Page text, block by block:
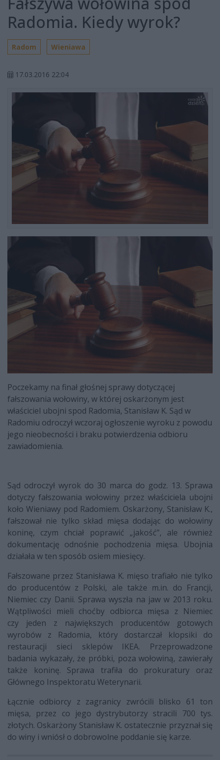
Radomia. Kiedy wyrok?
Radom Wieniawa
17.03.2016 22:04
Poczekamy na finał głośnej sprawy dotyczącej
fałszowania wołowiny, w której oskarżonym jest
właściciel ubojni spod Radomia, Stanisław K. Sąd w
Radomiu odroczył wczoraj ogłoszenie wyroku z powodu
jego nieobecności i braku potwierdzenia odbioru
zawiadomienia.
Sąd odroczył wyrok do 30 marca do godz. 13. Sprawa
dotyczy fałszowania wołowiny przez właściciela ubojni
koło Wieniawy pod Radomiem. Oskarżony, Stanisław K.,
fałszował nie tylko skład mięsa dodając do wołowiny
koninę, czym chciał poprawić „jakość”, ale również
dokumentację odnośnie pochodzenia mięsa. Ubojnia
działała w ten sposób osiem miesięcy.
Fałszowane przez Stanisława K. mięso trafiało nie tylko
do producentów z Polski, ale także m.in. do Francji,
Niemiec czy Danii. Sprawa wyszła na jaw w 2013 roku.
Wątpliwości mieli choćby odbiorca mięsa z Niemiec
czy jeden z największych producentów gotowych
wyrobów z Radomia, który dostarczał klopsiki do
restauracji sieci sklepów IKEA. Przeprowadzone
badania wykazały, że próbki, poza wołowiną, zawierały
także koninę. Sprawa trafiła do prokuratury oraz
Głównego Inspektoratu Weterynarii.
Łącznie odbiorcy z zagranicy zwrócili blisko 61 ton
mięsa, przez co jego dystrybutorzy stracili 700 tys.
złotych. Oskarżony Stanisław K. ostatecznie przyznał się
do winy i wniósł o dobrowolne poddanie się karze.